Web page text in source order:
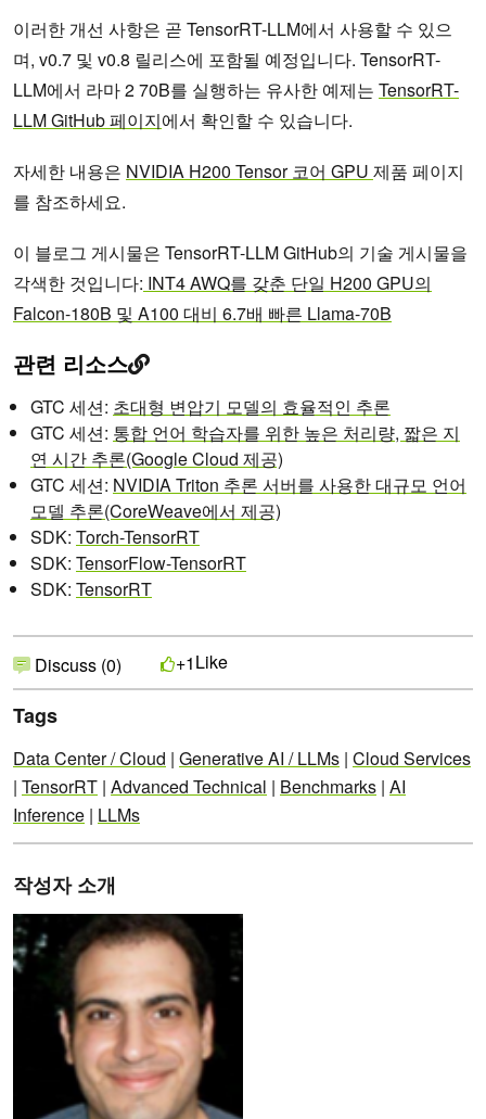
이러한 개선 사항은 곧 TensorRT-LLM에서 사용할 수 있으
며, v0.7 및 v0.8 릴리스에 포함될 예정입니다. TensorRT-
LLM에서 라마 2 70B를 실행하는 유사한 예제는 TensorRT-
LLM GitHub 페이지에서 확인할 수 있습니다.
자세한 내용은 NVIDIA H200 Tensor 코어 GPU 제품 페이지
를 참조하세요.
이 블로그 게시물은 TensorRT-LLM GitHub의 기술 게시물을
각색한 것입니다: INT4 AWQ를 갖춘 단일 H200 GPU의
Falcon-180B 및 A100 대비 6.7배 빠른 Llama-70B
관련 리소스
GTC 세션: 초대형 변압기 모델의 효율적인 추론
GTC 세션: 통합 언어 학습자를 위한 높은 처리량, 짧은 지
연 시간 추론(Google Cloud 제공)
GTC 세션: NVIDIA Triton 추론 서버를 사용한 대규모 언어
모델 추론(CoreWeave에서 제공)
SDK: Torch-TensorRT
SDK: TensorFlow-TensorRT
SDK: TensorRT
Discuss (0) +1Like
Tags
Data Center / Cloud | Generative AI / LLMs | Cloud Services
| TensorRT | Advanced Technical | Benchmarks | AI
Inference | LLMs
작성자 소개